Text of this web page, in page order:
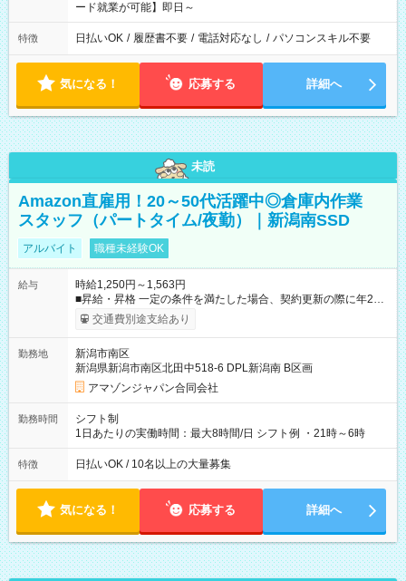
ード就業が可能】即日～
特徴 日払いOK / 履歴書不要 / 電話対応なし / パソコンスキル不要
気になる！ 応募する 詳細へ
未読
Amazon直雇用！20～50代活躍中◎倉庫内作業
スタッフ（パートタイム/夜勤）｜新潟南SSD
アルバイト 職種未経験OK
給与
時給1,250円～1,563円
■昇給・昇格 一定の条件を満たした場合、契約更新の際に年2回
まで昇給の機会があります。 ■正社員登用制度あり ※月末締/翌
月25日支払い ※時間外手当、別途支給 ※深夜割増賃金 (22:00～
☆Amazon直雇用で安定して働けます！ 【試用期間】試用期間
あり 試用期間の長さ：1週間 雇用形態、給与は本採用時と同じ
です。
交通費別途支給あり
勤務地
新潟市南区
新潟県新潟市南区北田中518-6 DPL新潟南 B区画
アマゾンジャパン合同会社
勤務時間
シフト制
1日あたりの実働時間：最大8時間/日 シフト例 ・21時～6時
特徴 日払いOK / 10名以上の大量募集
気になる！ 応募する 詳細へ